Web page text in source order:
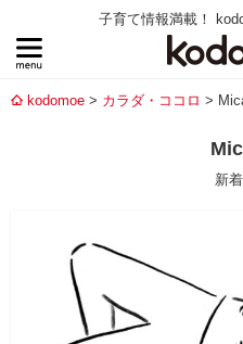
子育て情報満載！
kodomoe カラダ・ココロ
新